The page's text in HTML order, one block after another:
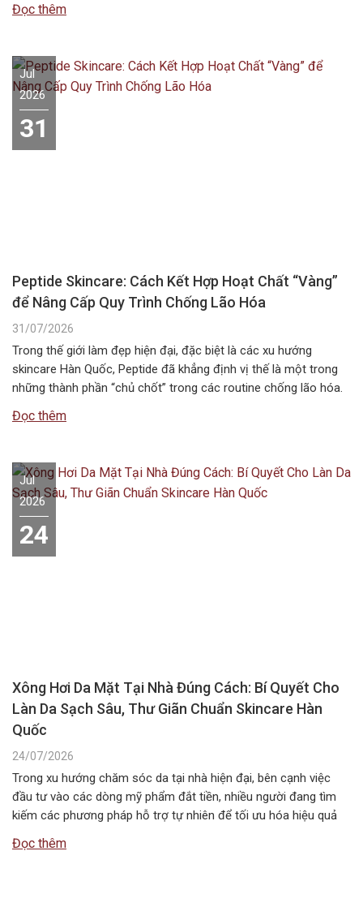
Đọc thêm
Jul
2026
31
Peptide Skincare: Cách Kết Hợp Hoạt Chất “Vàng”
để Nâng Cấp Quy Trình Chống Lão Hóa
31/07/2026
Trong thế giới làm đẹp hiện đại, đặc biệt là các xu hướng
skincare Hàn Quốc, Peptide đã khẳng định vị thế là một trong
những thành phần “chủ chốt” trong các routine chống lão hóa.
nhất vẫn là băn…
Đọc thêm
Jul
2026
24
Xông Hơi Da Mặt Tại Nhà Đúng Cách: Bí Quyết Cho
Làn Da Sạch Sâu, Thư Giãn Chuẩn Skincare Hàn
Quốc
24/07/2026
Trong xu hướng chăm sóc da tại nhà hiện đại, bên cạnh việc
đầu tư vào các dòng mỹ phẩm đắt tiền, nhiều người đang tìm
kiếm các phương pháp hỗ trợ tự nhiên để tối ưu hóa hiệu quả
mang lại cảm…
Đọc thêm